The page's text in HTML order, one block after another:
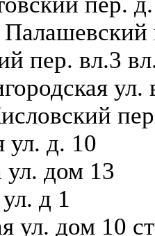
пер. вл.3
ул.
ул. д. 10
дом 13
д 1
ул. дом 10